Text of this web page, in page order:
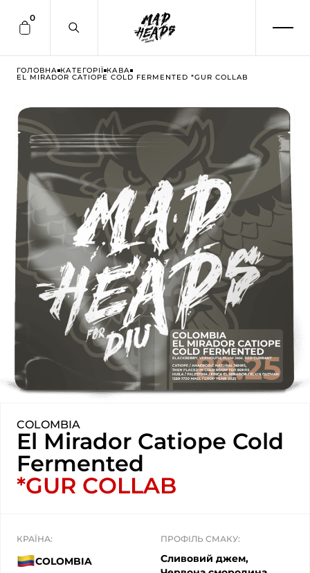
0
ГОЛОВНА КАТЕГОРІЇ КАВА
EL MIRADOR CATIOPE COLD FERMENTED *GUR COLLAB
COLOMBIA
El Mirador Catiope Cold
Fermented
*GUR COLLAB
КРАЇНА:
COLOMBIA
ПРОФІЛЬ СМАКУ:
Сливовий джем,